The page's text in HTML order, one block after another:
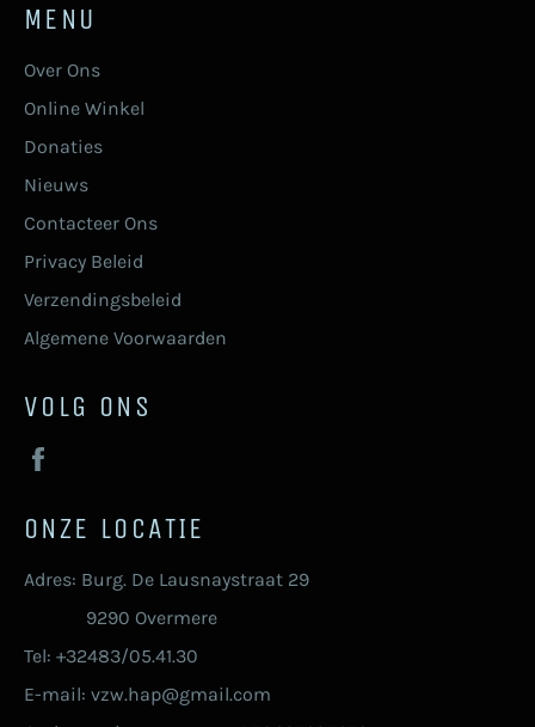
MENU
Over Ons
Online Winkel
Donaties
Nieuws
Contacteer Ons
Privacy Beleid
Verzendingsbeleid
Algemene Voorwaarden
VOLG ONS
ONZE LOCATIE
Adres: Burg. De Lausnaystraat 29
9290 Overmere
Tel: +32483/05.41.30
E-mail: vzw.hap@gmail.com